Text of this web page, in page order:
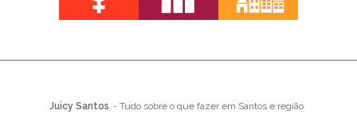
Juicy Santos - Tudo sobre o que fazer em Santos e região